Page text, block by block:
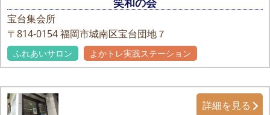
宝台集会所
〒814-0154福岡市城南区宝台団地７
ふれあいサロン よかトレ実践ステーション
詳細を見る